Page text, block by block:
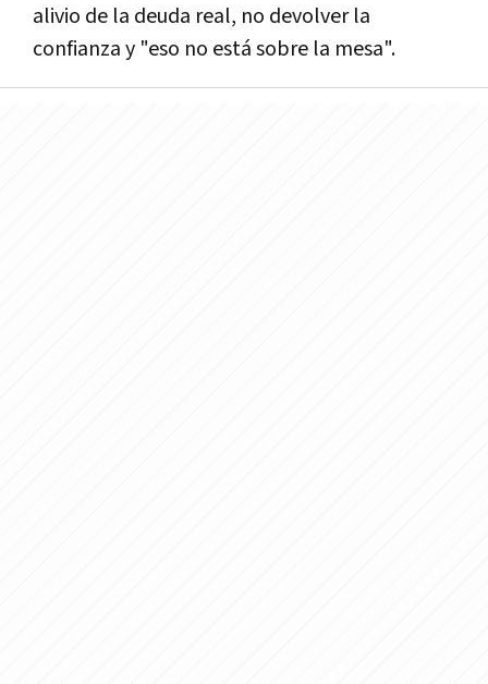
alivio de la deuda real, no devolver la
confianza y "eso no está sobre la mesa".